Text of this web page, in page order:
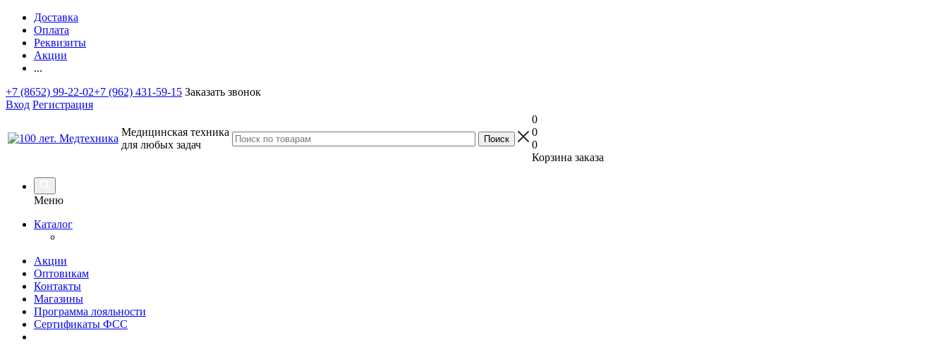
Доставка
Оплата
Реквизиты
Акции
...
+7 (8652) 99-22-02+7 (962) 431-59-15 Заказать звонок
Вход Регистрация
Медицинская техника
для любых задач
0
0
0
Корзина заказа
Меню
Каталог
Акции
Оптовикам
Контакты
Магазины
Программа лояльности
Сертификаты ФСС